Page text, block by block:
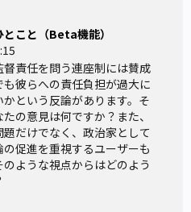
こと（Beta機能）
責任を問う連座制には賛成
彼らへの責任負担が過大に
という反論があります。そ
の意見は何ですか？また、
だけでなく、政治家として
促進を重視するユーザーも
ような視点からはどのよう